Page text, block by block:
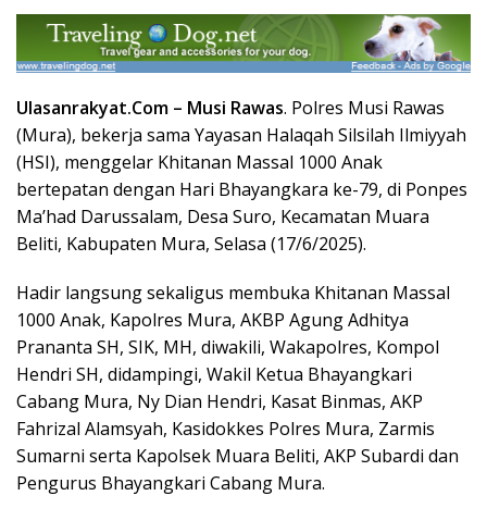
Ulasanrakyat.Com – Musi Rawas. Polres Musi Rawas
(Mura), bekerja sama Yayasan Halaqah Silsilah Ilmiyyah
(HSI), menggelar Khitanan Massal 1000 Anak
bertepatan dengan Hari Bhayangkara ke-79, di Ponpes
Ma’had Darussalam, Desa Suro, Kecamatan Muara
Beliti, Kabupaten Mura, Selasa (17/6/2025).
Hadir langsung sekaligus membuka Khitanan Massal
1000 Anak, Kapolres Mura, AKBP Agung Adhitya
Prananta SH, SIK, MH, diwakili, Wakapolres, Kompol
Hendri SH, didampingi, Wakil Ketua Bhayangkari
Cabang Mura, Ny Dian Hendri, Kasat Binmas, AKP
Fahrizal Alamsyah, Kasidokkes Polres Mura, Zarmis
Sumarni serta Kapolsek Muara Beliti, AKP Subardi dan
Pengurus Bhayangkari Cabang Mura.